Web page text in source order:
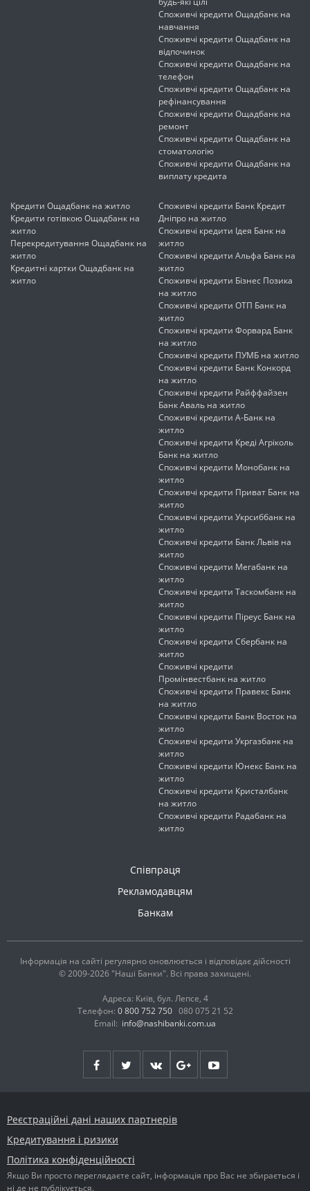
Споживчі кредити Ощадбанк на
навчання
Споживчі кредити Ощадбанк на
відпочинок
Споживчі кредити Ощадбанк на
телефон
Споживчі кредити Ощадбанк на
рефінансування
Споживчі кредити Ощадбанк на
ремонт
Споживчі кредити Ощадбанк на
стоматологію
Споживчі кредити Ощадбанк на
виплату кредита
Кредити Ощадбанк на житло
Кредити готівкою Ощадбанк на
житло
Перекредитування Ощадбанк на
житло
Кредитні картки Ощадбанк на
житло
Споживчі кредити Банк Кредит
Дніпро на житло
Споживчі кредити Ідея Банк на
житло
Споживчі кредити Альфа Банк на
житло
Споживчі кредити Бізнес Позика
на житло
Споживчі кредити ОТП Банк на
житло
Споживчі кредити Форвард Банк
на житло
Споживчі кредити ПУМБ на житло
Споживчі кредити Банк Конкорд
на житло
Споживчі кредити Райффайзен
Банк Аваль на житло
Споживчі кредити А-Банк на
житло
Споживчі кредити Креді Агріколь
Банк на житло
Споживчі кредити Монобанк на
житло
Споживчі кредити Приват Банк на
житло
Споживчі кредити Укрсиббанк на
житло
Споживчі кредити Банк Львів на
житло
Споживчі кредити Мегабанк на
житло
Споживчі кредити Таскомбанк на
житло
Споживчі кредити Піреус Банк на
житло
Споживчі кредити Сбербанк на
житло
Споживчі кредити
Промінвестбанк на житло
Споживчі кредити Правекс Банк
на житло
Споживчі кредити Банк Восток на
житло
Споживчі кредити Укргазбанк на
житло
Споживчі кредити Юнекс Банк на
житло
Споживчі кредити Кристалбанк
на житло
Споживчі кредити Радабанк на
житло
Співпраця
Рекламодавцям
Банкам
Інформація на сайті регулярно оновлюється і відповідає дійсності
© 2009-2026 "Наші Банки". Всі права захищені.
Адреса: Київ, бул. Лепсе, 4
Телефон: 0 800 752 750 080 075 21 52
Email: info@nashibanki.com.ua
Реєстраційні дані наших партнерів
Кредитування і ризики
Політика конфіденційності
Якщо Ви просто переглядаєте сайт, інформація про Вас не збирається і
ні де не публікується.